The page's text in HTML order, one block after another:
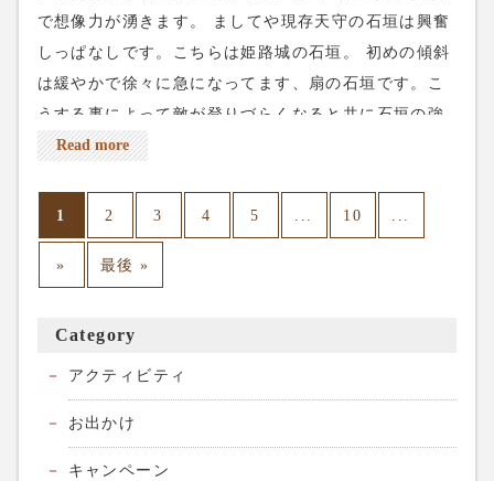
で想像力が湧きます。 ましてや現存天守の石垣は興奮
しっぱなしです。こちらは姫路城の石垣。 初めの傾斜
は緩やかで徐々に急になってます、扇の石垣です。こ
うする事によって敵が登りづらくなると共に石垣の強
度が増します。石垣の角を見ると石の長い辺と短い辺
為の積み方ですね。 そして、私が姫路城に行った時は
ちょうど紅葉の季節でした🍁城の周りには様々な色彩
がありました。 燃えるような紅葉、良いですね〜。 今
来店をお待ちしてます。 ネット予約は上のreservation
Read more
1 2 3 4 5 10
» 最後 »
Category
アクティビティ
お出かけ
キャンペーン